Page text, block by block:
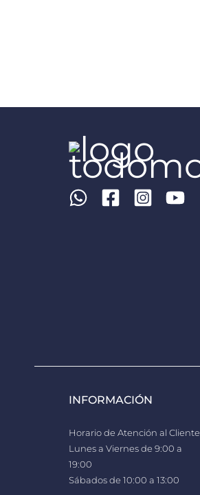
INFORMACIÓN
Horario de Atención al Cliente
Lunes a Viernes de 9:00 a
19:00
Sábados de 10:00 a 13:00